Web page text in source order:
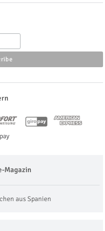
Magazin
aus Spanien